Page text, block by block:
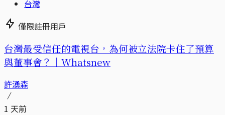
台灣
僅限註冊用戶
台灣最受信任的電視台，為何被立法院卡住了預算
與董事會？｜Whatsnew
許湧森
1 天前